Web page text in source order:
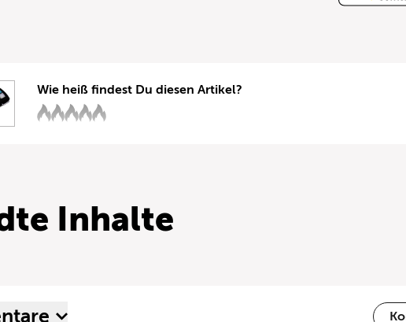
Wie heiß findest Du diesen Artikel?
Inhalte